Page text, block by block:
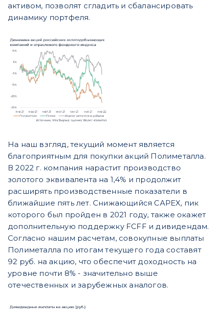
активом, позволят сгладить и сбалансировать
динамику портфеля.
На наш взгляд, текущий момент является
благоприятным для покупки акций Полиметалла.
В 2022 г. компания нарастит производство
золотого эквивалента на 1,4% и продолжит
расширять производственные показатели в
ближайшие пять лет. Снижающийся CAPEX, пик
которого был пройден в 2021 году, также окажет
дополнительную поддержку FCFF и дивидендам.
Согласно нашим расчетам, совокупные выплаты
Полиметалла по итогам текущего года составят
92 руб. на акцию, что обеспечит доходность на
уровне почти 8% - значительно выше
отечественных и зарубежных аналогов.